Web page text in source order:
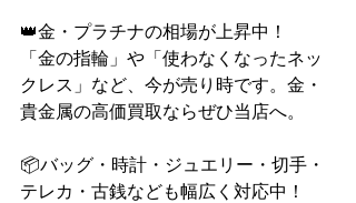
👑金・プラチナの相場が上昇中！
「金の指輪」や「使わなくなったネッ
クレス」など、今が売り時です。金・
貴金属の高価買取ならぜひ当店へ。
📦バッグ・時計・ジュエリー・切手・
テレカ・古銭なども幅広く対応中！